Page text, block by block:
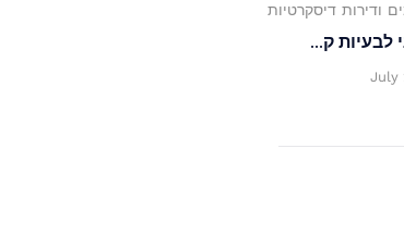
ודירות דיסקרטיות
לבעיות ק...